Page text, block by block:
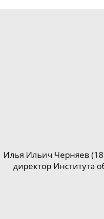
Илья Ильич Черняев
директор Института